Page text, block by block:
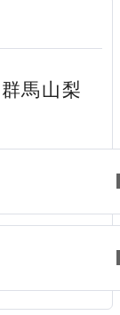
群馬山梨